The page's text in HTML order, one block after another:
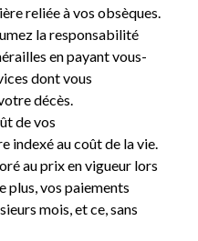
reliée à vos obsèques.
la responsabilité
en payant vous-
dont vous
décès.
de vos
indexé au coût de la vie.
au prix en vigueur lors
plus, vos paiements
mois, et ce, sans